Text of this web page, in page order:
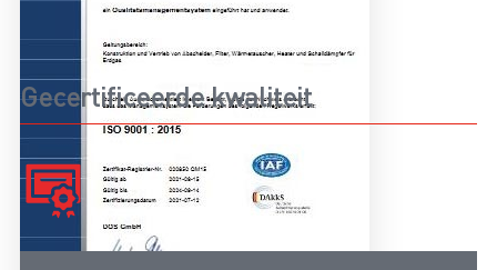
Gecertificeerde kwaliteit